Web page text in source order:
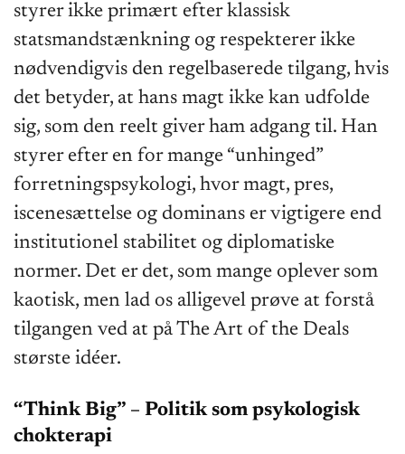
styrer ikke primært efter klassisk
statsmandstænkning og respekterer ikke
nødvendigvis den regelbaserede tilgang, hvis
det betyder, at hans magt ikke kan udfolde
sig, som den reelt giver ham adgang til. Han
styrer efter en for mange “unhinged”
forretningspsykologi, hvor magt, pres,
iscenesættelse og dominans er vigtigere end
institutionel stabilitet og diplomatiske
normer. Det er det, som mange oplever som
kaotisk, men lad os alligevel prøve at forstå
tilgangen ved at på The Art of the Deals
største idéer.
“Think Big” – Politik som psykologisk
chokterapi